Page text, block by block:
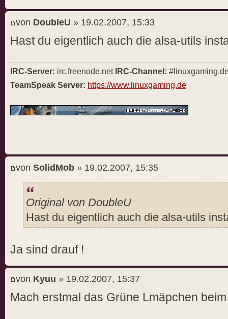
von DoubleU » 19.02.2007, 15:33
Hast du eigentlich auch die alsa-utils
IRC-Server: irc.freenode.net IRC-Channel:
TeamSpeak Server: https://www.linuxgaming.de
von SolidMob » 19.02.2007, 15:35
Original von DoubleU
Hast du eigentlich auch die alsa-utils
Ja sind drauf !
von Kyuu » 19.02.2007, 15:37
Mach erstmal das Grüne Lmäpchen